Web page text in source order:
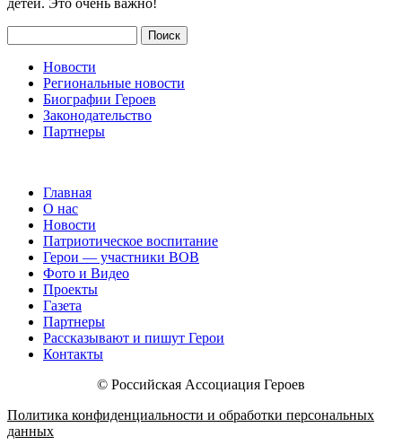
детей. Это очень важно!
Поиск
Новости
Региональные новости
Биографии Героев
Законодательство
Партнеры
Главная
О нас
Новости
Патриотическое воспитание
Герои — участники ВОВ
Фото и Видео
Проекты
Газета
Партнеры
Рассказывают и пишут Герои
Контакты
© Российская Ассоциация Героев
Политика конфиденциальности и обработки персональных
данных